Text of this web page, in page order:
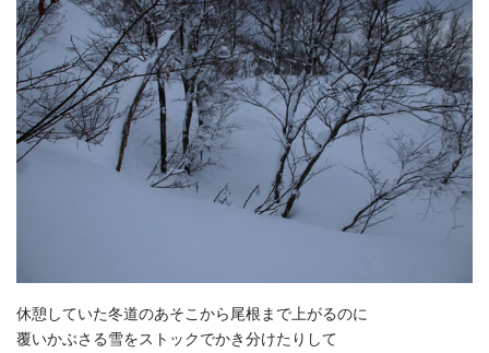
休憩していた冬道のあそこから尾根まで上がるのに
覆いかぶさる雪をストックでかき分けたりして